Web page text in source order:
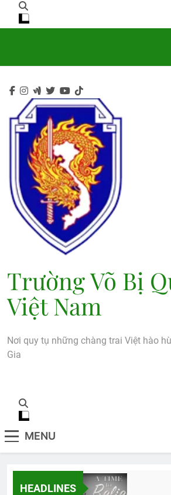
Trường Võ Bị
Việt Nam
Nơi quy tụ những chàng trai Việt hào
Gia
MENU
HEADLINES